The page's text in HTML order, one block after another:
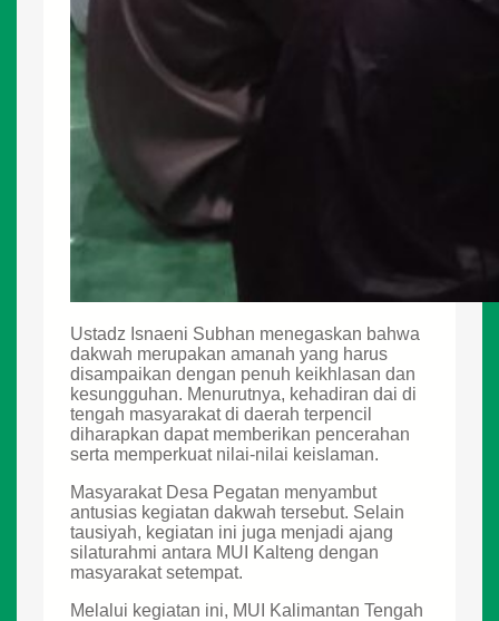
Ustadz Isnaeni Subhan menegaskan bahwa
dakwah merupakan amanah yang harus
disampaikan dengan penuh keikhlasan dan
kesungguhan. Menurutnya, kehadiran dai di
tengah masyarakat di daerah terpencil
diharapkan dapat memberikan pencerahan
serta memperkuat nilai-nilai keislaman.
Masyarakat Desa Pegatan menyambut
antusias kegiatan dakwah tersebut. Selain
tausiyah, kegiatan ini juga menjadi ajang
silaturahmi antara MUI Kalteng dengan
masyarakat setempat.
Melalui kegiatan ini, MUI Kalimantan Tengah